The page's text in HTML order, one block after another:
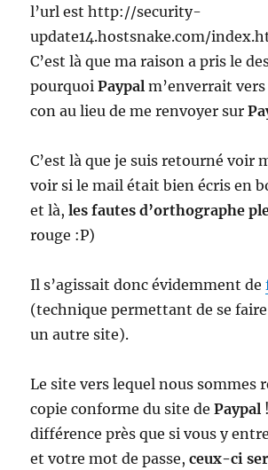
l’url est http://security-
update14.hostsnake.com/
C’est là que ma raison a pris le
pourquoiPaypalm’enverrait
con au lieu de me renvoyer sur
C’est là que je suis retourné voir
voir si le mail était bien écris en
et là,les fautes d’orthographe
rouge :P)
Il s’agissait donc évidemment de
(technique permettant de se
un autre site).
Le site vers lequel nous sommes
copie conforme du site dePaypal
différence près que si vous y
et votre mot de passe,ceux-ci